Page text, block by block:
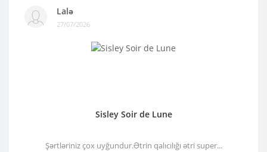
Lalə
27/07/2026
Sisley Soir de Lune
Şərtləriniz çox uyğundur.Ətrin qalıcılığı ətri super...